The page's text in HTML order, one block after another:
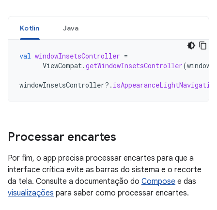
Kotlin Java
val windowInsetsController =
ViewCompat.getWindowInsetsController(window
windowInsetsController?.
Processar encartes
Por fim, o app precisa processar encartes para que a
interface crítica evite as barras do sistema e o recorte
da tela. Consulte a documentação do Compose e das
visualizações para saber como processar encartes.